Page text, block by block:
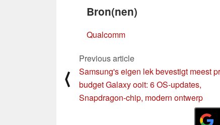
Bron(nen)
Qualcomm
⟨
Previous article
Samsung's eigen lek bevestigt meest
budget Galaxy ooit: 6 OS-updates,
Snapdragon-chip, modern ontwerp